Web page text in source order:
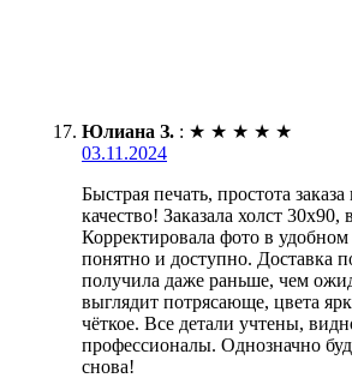
Юлиана З. : ★ ★ ★ ★ ★
03.11.2024
Быстрая печать, простота
качество! Заказала холст 30х90,
Корректировала фото в удобном
понятно и доступно. Доставка
получила даже раньше, чем
выглядит потрясающе, цвета
чёткое. Все детали учтены,
профессионалы. Однозначно
снова!